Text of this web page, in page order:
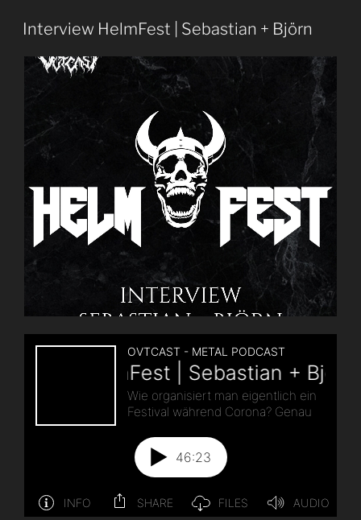
Interview HelmFest | Sebastian + Björn